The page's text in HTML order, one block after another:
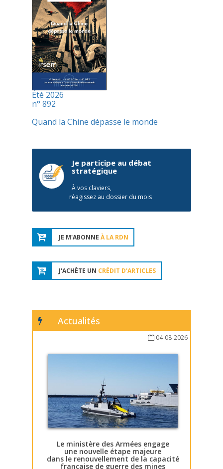
Été 2026
n° 892
Quand la Chine dépasse le monde
Je participe au débat
stratégique
À vos claviers,
réagissez au dossier du mois
JE M'ABONNE À LA RDN
J'ACHÈTE UN CRÉDIT D'ARTICLES
Actualités
04-08-2026
Le ministère des Armées engage
une nouvelle étape majeure
dans le renouvellement de la capacité
française de guerre des mines